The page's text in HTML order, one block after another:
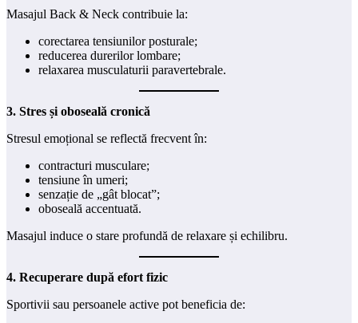
Masajul Back & Neck contribuie la:
corectarea tensiunilor posturale;
reducerea durerilor lombare;
relaxarea musculaturii paravertebrale.
3. Stres și oboseală cronică
Stresul emoțional se reflectă frecvent în:
contracturi musculare;
tensiune în umeri;
senzație de „gât blocat”;
oboseală accentuată.
Masajul induce o stare profundă de relaxare și echilibru.
4. Recuperare după efort fizic
Sportivii sau persoanele active pot beneficia de: